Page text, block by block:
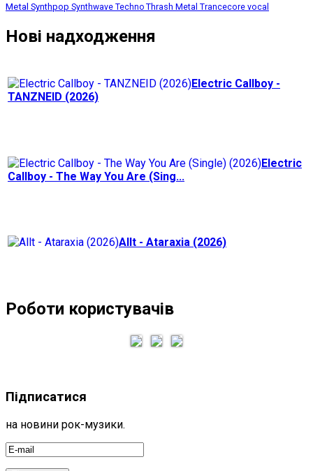
Metal Synthpop Synthwave Techno Thrash Metal Trancecore vocal
Нові надходження
Electric Callboy -
TANZNEID (2026)
Electric
Callboy - The Way You Are (Sing...
Allt - Ataraxia (2026)
Роботи користувачів
Підписатися
на новини рок-музики.